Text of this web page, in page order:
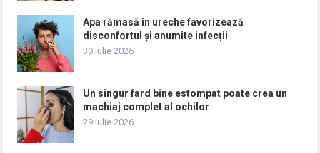
Apa rămasă în ureche favorizează
disconfortul și anumite infecții
30 iulie 2026
Un singur fard bine estompat poate crea un
machiaj complet al ochilor
29 iulie 2026